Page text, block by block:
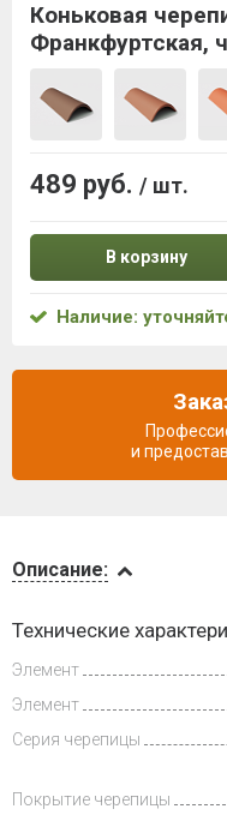
и оплата
Описание:
Технические
Элемент
Элемент
Серия черепицы
Покрытие черепицы
Коньковая
Франкфуртская,
489 руб. / шт.
В корзину
Наличие:
и